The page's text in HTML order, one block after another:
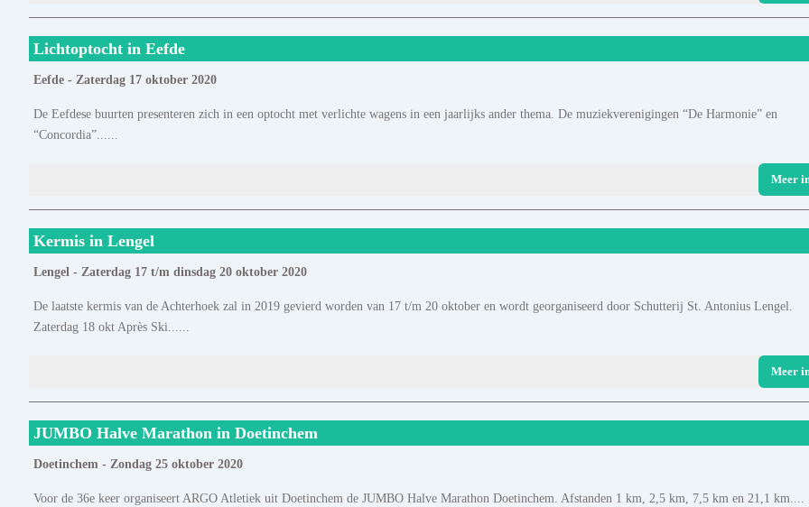
Lichtoptocht in Eefde
Eefde - Zaterdag 17 oktober 2020
De Eefdese buurten presenteren zich in een optocht met verlichte wagens in een jaarlijks ander thema. De muziekverenigingen “De Harmonie” en
“Concordia”......
Meer
Kermis in Lengel
Lengel - Zaterdag 17 t/m dinsdag 20 oktober 2020
De laatste kermis van de Achterhoek zal in 2019 gevierd worden van 17 t/m 20 oktober en wordt georganiseerd door Schutterij St. Antonius Lengel.
Zaterdag 18 okt Après Ski......
Meer
JUMBO Halve Marathon in Doetinchem
Doetinchem - Zondag 25 oktober 2020
Voor de 36e keer organiseert ARGO Atletiek uit Doetinchem de JUMBO Halve Marathon Doetinchem. Afstanden 1 km, 2,5 km, 7,5 km en 21,1 km....